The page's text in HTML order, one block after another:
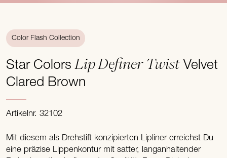
Color Flash Collection
Star ColorsLip Definer TwistVelvet
Clared Brown
Artikelnr. 32102
Mit diesem als Drehstift konzipierten Lipliner erreichst Du
eine präzise Lippenkontur mit satter, langanhaltender